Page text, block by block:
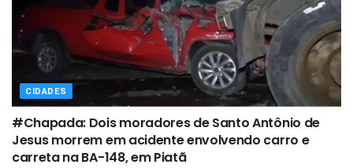
CIDADES
#Chapada: Dois moradores de Santo Antônio de
Jesus morrem em acidente envolvendo carro e
carreta na BA-148, em Piatã